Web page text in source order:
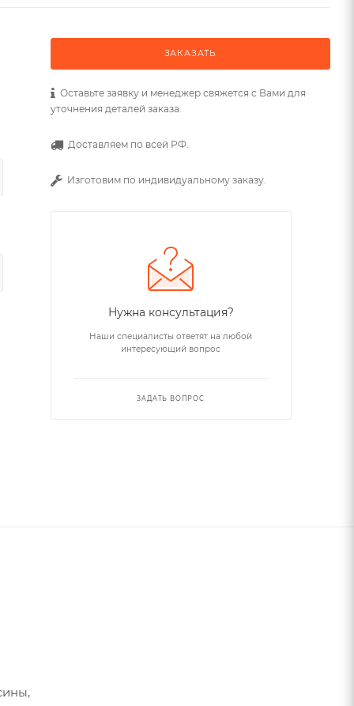
ЗАКАЗАТЬ
Оставьте заявку и менеджер свяжется с Вами для
уточнения деталей заказа.
Доставляем по всей РФ.
Изготовим по индивидуальному заказу.
Нужна консультация?
Наши специалисты ответят на любой
интересующий вопрос
ЗАДАТЬ ВОПРОС